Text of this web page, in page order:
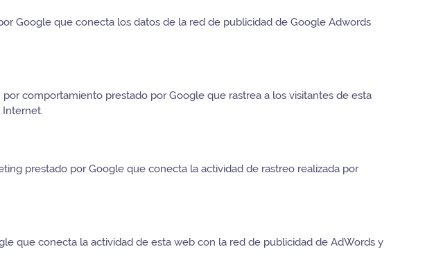
Google que conecta los datos de la red de publicidad de Google Adwords
comportamiento prestado por Google que rastrea a los visitantes de esta
Internet.
prestado por Google que conecta la actividad de rastreo realizada por
que conecta la actividad de esta web con la red de publicidad de AdWords y